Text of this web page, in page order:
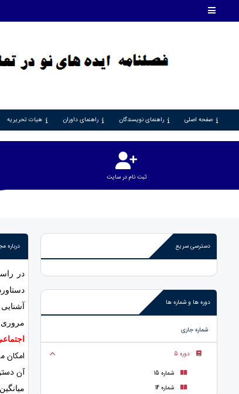
صفحه اصلی راهنمای نویسندگان راهنمای داوران هیات تحریریه
ثبت نام در سایت
دسترسی سریع
دوره ها و شماره ها
شماره جاری
دوره 5
شماره 15
شماره 14
درباره
در
مروری
امکان
آن